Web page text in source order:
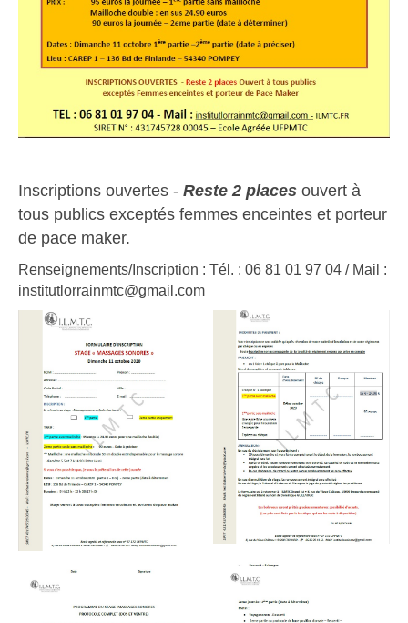
Inscriptions ouvertes - Reste 2 places ouvert à
tous publics exceptés femmes enceintes et porteur
de pace maker.
Renseignements/Inscription : Tél. : 06 81 01 97 04 / Mail :
institutlorrainmtc@gmail.com